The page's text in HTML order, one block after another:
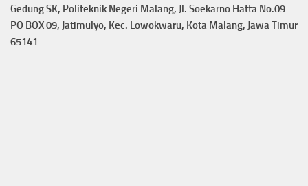
Gedung SK, Politeknik Negeri Malang, Jl. Soekarno Hatta No.09
PO BOX 09, Jatimulyo, Kec. Lowokwaru, Kota Malang, Jawa Timur
65141